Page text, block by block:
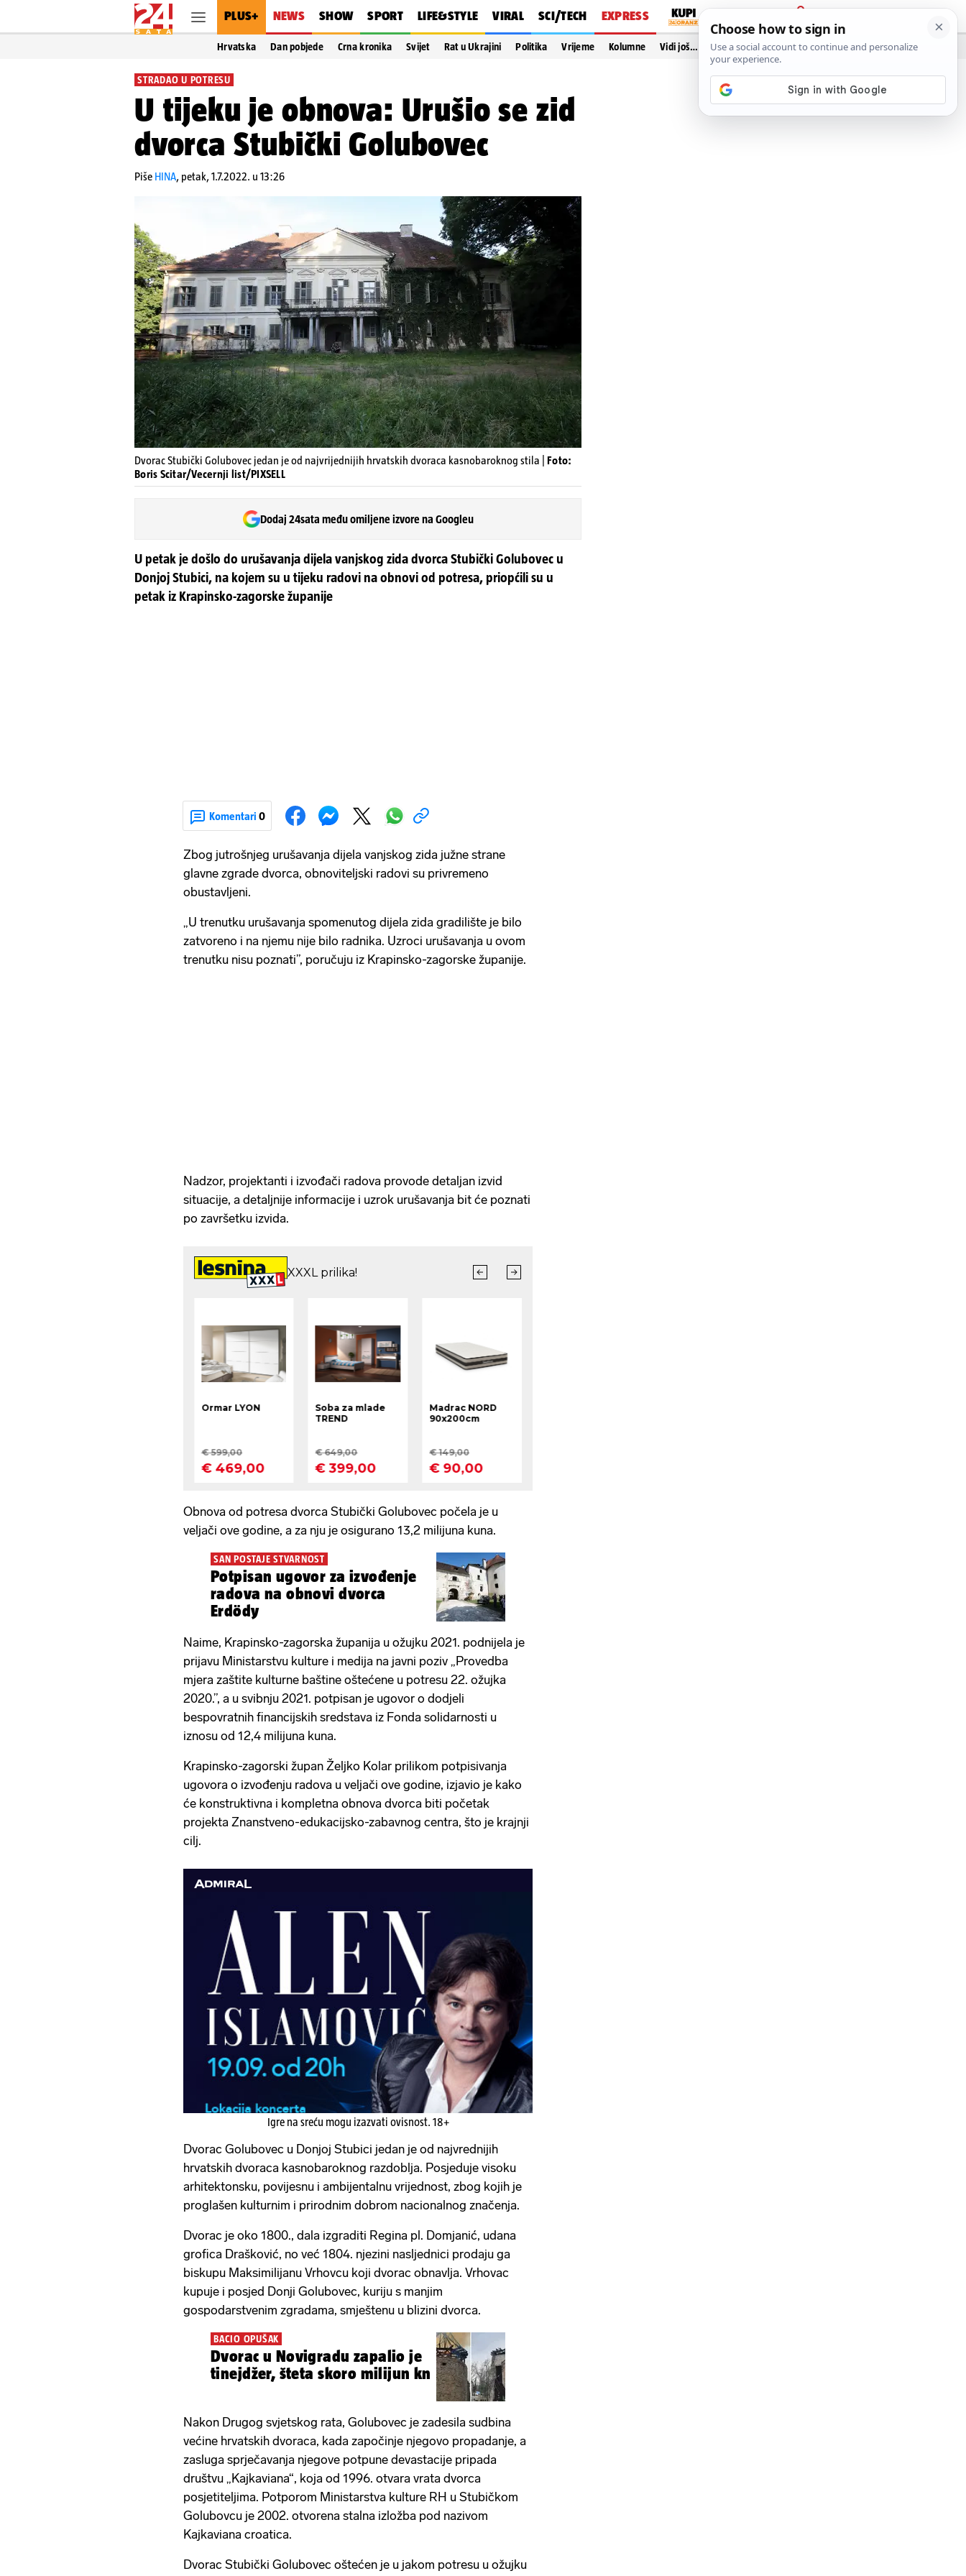
PLUS+ NEWS SHOW SPORT LIFE&STYLE VIRAL SCI/TECH EXPRESS
PRIJAVA
Hrvatska Dan pobjede Crna kronika Svijet Rat u Ukrajini Politika Vrijeme Kolumne Vidi još…
STRADAO U POTRESU
U tijeku je obnova: Urušio se zid
dvorca Stubički Golubovec
Piše HINA, petak, 1.7.2022. u 13:26
Dvorac Stubički Golubovec jedan je od najvrijednijih hrvatskih dvoraca kasnobaroknog stila | Foto:
Boris Scitar/Vecernji list/PIXSELL
Dodaj 24sata među omiljene izvore na Googleu
U petak je došlo do urušavanja dijela vanjskog zida dvorca Stubički Golubovec u
Donjoj Stubici, na kojem su u tijeku radovi na obnovi od potresa, priopćili su u
petak iz Krapinsko-zagorske županije
Komentari 0
Zbog jutrošnjeg urušavanja dijela vanjskog zida južne strane
glavne zgrade dvorca, obnoviteljski radovi su privremeno
obustavljeni.
„U trenutku urušavanja spomenutog dijela zida gradilište je bilo
zatvoreno i na njemu nije bilo radnika. Uzroci urušavanja u ovom
trenutku nisu poznati”, poručuju iz Krapinsko-zagorske županije.
Nadzor, projektanti i izvođači radova provode detaljan izvid
situacije, a detaljnije informacije i uzrok urušavanja bit će poznati
po završetku izvida.
Obnova od potresa dvorca Stubički Golubovec počela je u
veljači ove godine, a za nju je osigurano 13,2 milijuna kuna.
SAN POSTAJE STVARNOST
Potpisan ugovor za izvođenje
radova na obnovi dvorca
Erdödy
Naime, Krapinsko-zagorska županija u ožujku 2021. podnijela je
prijavu Ministarstvu kulture i medija na javni poziv „Provedba
mjera zaštite kulturne baštine oštećene u potresu 22. ožujka
2020.”, a u svibnju 2021. potpisan je ugovor o dodjeli
bespovratnih financijskih sredstava iz Fonda solidarnosti u
iznosu od 12,4 milijuna kuna.
Krapinsko-zagorski župan Željko Kolar prilikom potpisivanja
ugovora o izvođenju radova u veljači ove godine, izjavio je kako
će konstruktivna i kompletna obnova dvorca biti početak
projekta Znanstveno-edukacijsko-zabavnog centra, što je krajnji
cilj.
Igre na sreću mogu izazvati ovisnost. 18+
Dvorac Golubovec u Donjoj Stubici jedan je od najvrednijih
hrvatskih dvoraca kasnobaroknog razdoblja. Posjeduje visoku
arhitektonsku, povijesnu i ambijentalnu vrijednost, zbog kojih je
proglašen kulturnim i prirodnim dobrom nacionalnog značenja.
Dvorac je oko 1800., dala izgraditi Regina pl. Domjanić, udana
grofica Drašković, no već 1804. njezini nasljednici prodaju ga
biskupu Maksimilijanu Vrhovcu koji dvorac obnavlja. Vrhovac
kupuje i posjed Donji Golubovec, kuriju s manjim
gospodarstvenim zgradama, smještenu u blizini dvorca.
BACIO OPUŠAK
Dvorac u Novigradu zapalio je
tinejdžer, šteta skoro milijun kn
Nakon Drugog svjetskog rata, Golubovec je zadesila sudbina
većine hrvatskih dvoraca, kada započinje njegovo propadanje, a
zasluga sprječavanja njegove potpune devastacije pripada
društvu „Kajkaviana“, koja od 1996. otvara vrata dvorca
posjetiteljima. Potporom Ministarstva kulture RH u Stubičkom
Golubovcu je 2002. otvorena stalna izložba pod nazivom
Kajkaviana croatica.
Dvorac Stubički Golubovec oštećen je u jakom potresu u ožujku